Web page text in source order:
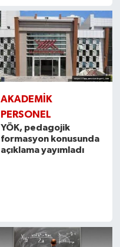
AKADEMİK
PERSONEL
YÖK, pedagojik
formasyon konusunda
açıklama yayımladı